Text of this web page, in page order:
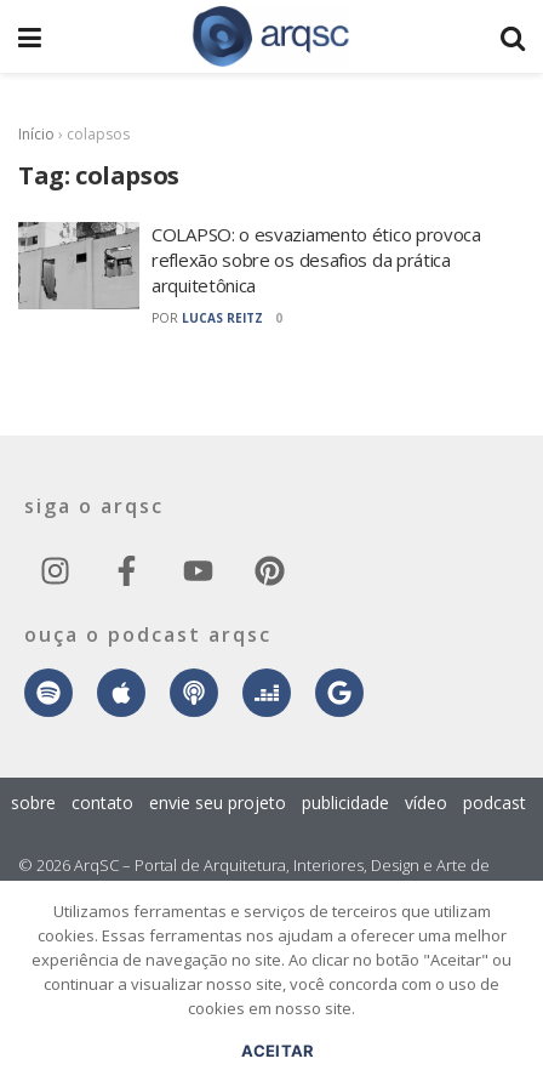
Início › colapsos
Tag: colapsos
COLAPSO: o esvaziamento ético provoca
reflexão sobre os desafios da prática
arquitetônica
POR LUCAS REITZ 0
siga o arqsc
ouça o podcast arqsc
© 2026 ArqSC – Portal de Arquitetura, Interiores, Design e Arte de
sobre contato envie seu projeto publicidade vídeo podcast
Utilizamos ferramentas e serviços de terceiros que utilizam
cookies. Essas ferramentas nos ajudam a oferecer uma melhor
experiência de navegação no site. Ao clicar no botão "Aceitar" ou
continuar a visualizar nosso site, você concorda com o uso de
cookies em nosso site.
ACEITAR